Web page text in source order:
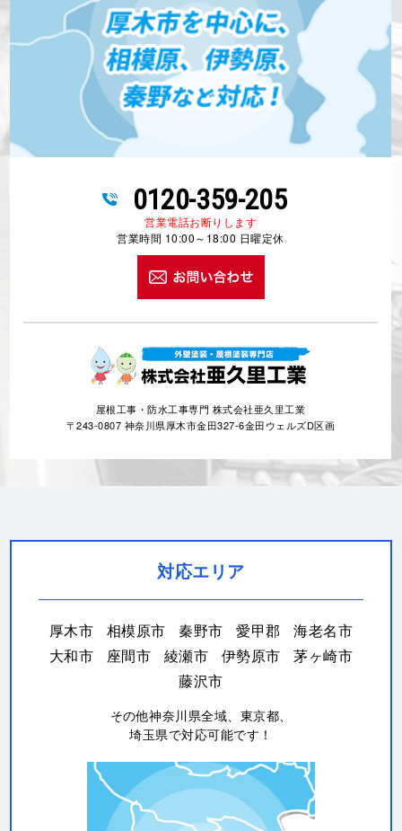
0120-359-205
営業電話お断りします
営業時間 10:00～18:00 日曜定休
屋根工事・防水工事専門 株式会社亜久里工業
〒243-0807 神奈川県厚木市金田327-6金田ウェルズD区画
対応エリア
厚木市 相模原市 秦野市 愛甲郡
海老名市
大和市
座間市 綾瀬市 伊勢原市
茅ヶ崎市
藤沢市
その他神奈川県全域、東京都、
埼玉県で対応可能です！